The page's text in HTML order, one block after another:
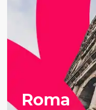
Roma